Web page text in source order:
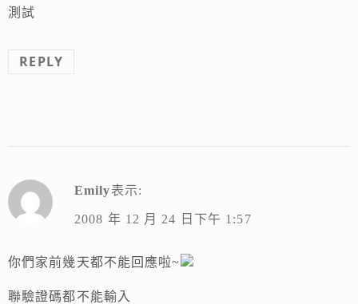
測試
REPLY
Emily表示:
2008 年 12 月 24 日下午 1:57
你們家前幾天都不能回應啦~
聯驗證碼都不能輸入